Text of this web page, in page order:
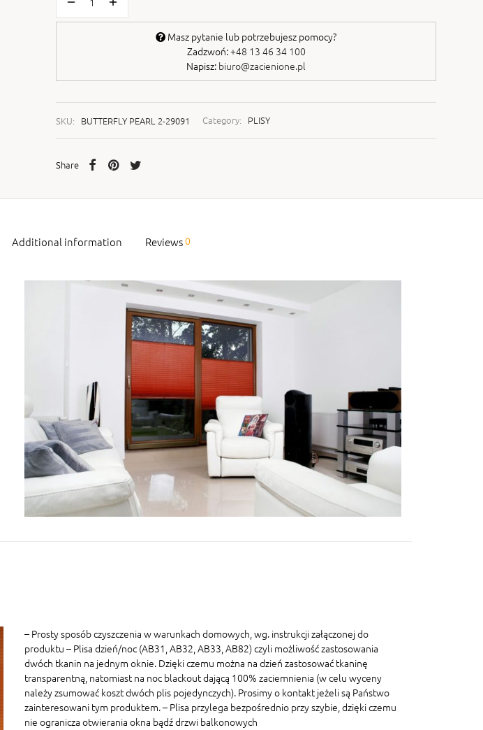
Masz pytanie lub potrzebujesz pomocy?
Zadzwoń:+48 13 46 34 100
Napisz: biuro@zacienione.pl
SKU: BUTTERFLY PEARL 2-29091 Category: PLISY
Share
Additional information Reviews0
– Prosty sposób czyszczenia w warunkach domowych, wg. instrukcji załączonej do
produktu – Plisa dzień/noc (AB31, AB32, AB33, AB82) czyli możliwość zastosowania
dwóch tkanin na jednym oknie. Dzięki czemu można na dzień zastosować tkaninę
transparentną, natomiast na noc blackout dającą 100% zaciemnienia (w celu wyceny
należy zsumować koszt dwóch plis pojedynczych). Prosimy o kontakt jeżeli są Państwo
zainteresowani tym produktem. – Plisa przylega bezpośrednio przy szybie, dzięki czemu
nie ogranicza otwierania okna bądź drzwi balkonowych